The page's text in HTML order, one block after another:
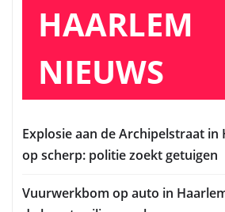
HAARLEM
NIEUWS
Explosie aan de Archipelstraat
op scherp: politie zoekt getuigen
Vuurwerkbom op auto in